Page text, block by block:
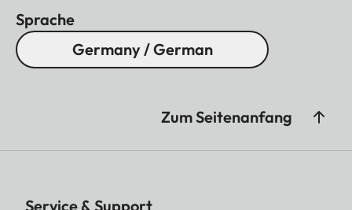
Sprache
Germany / German
Zum Seitenanfang
Service & Support